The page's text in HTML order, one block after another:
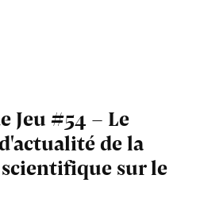
Jeu #54 - Le
de la
sur le